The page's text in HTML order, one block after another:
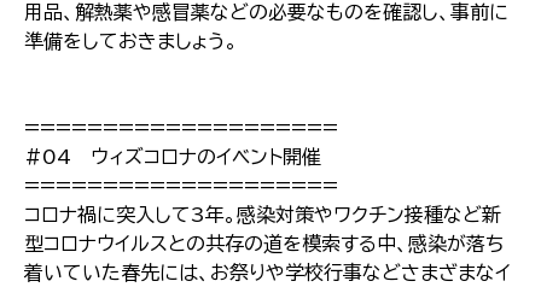
用品、解熱薬や感冒薬などの必要なものを確認し、事前に
準備をしておきましょう。
====================
#04 ウィズコロナのイベント開催
====================
コロナ禍に突入して3年。感染対策やワクチン接種など新
型コロナウイルスとの共存の道を模索する中、感染が落ち
着いていた春先には、お祭りや学校行事などさまざまなイ